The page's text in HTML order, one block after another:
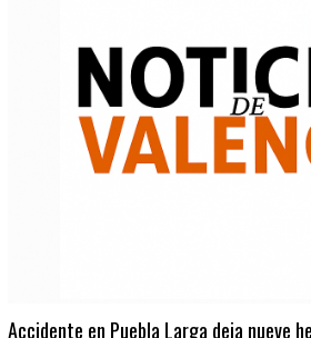
Accidente en Puebla Larga deja nueve